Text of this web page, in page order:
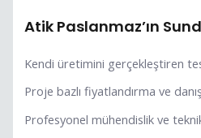
Atik Paslanmaz’ın
Kendi üretimini gerçekleştiren
Proje bazlı fiyatlandırma ve
Profesyonel mühendislik ve